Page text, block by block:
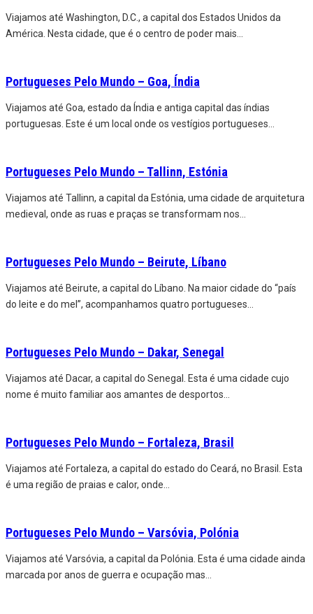
Viajamos até Washington, D.C., a capital dos Estados Unidos da
América. Nesta cidade, que é o centro de poder mais...
Portugueses Pelo Mundo – Goa, Índia
Viajamos até Goa, estado da Índia e antiga capital das índias
portuguesas. Este é um local onde os vestígios portugueses...
Portugueses Pelo Mundo – Tallinn, Estónia
Viajamos até Tallinn, a capital da Estónia, uma cidade de arquitetura
medieval, onde as ruas e praças se transformam nos
Portugueses Pelo Mundo – Beirute, Líbano
Viajamos até Beirute, a capital do Líbano. Na maior cidade do “país
do leite e do mel”, acompanhamos quatro portugueses
Portugueses Pelo Mundo – Dakar, Senegal
Viajamos até Dacar, a capital do Senegal. Esta é uma cidade cujo
nome é muito familiar aos amantes de desportos
Portugueses Pelo Mundo – Fortaleza, Brasil
Viajamos até Fortaleza, a capital do estado do Ceará, no Brasil. Esta
é uma região de praias e calor, onde
Portugueses Pelo Mundo – Varsóvia, Polónia
Viajamos até Varsóvia, a capital da Polónia. Esta é uma cidade ainda
marcada por anos de guerra e ocupação mas